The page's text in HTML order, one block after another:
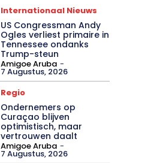
Internationaal Nieuws
US Congressman Andy
Ogles verliest primaire in
Tennessee ondanks
Trump-steun
Amigoe Aruba -
7 Augustus, 2026
Regio
Ondernemers op
Curaçao blijven
optimistisch, maar
vertrouwen daalt
Amigoe Aruba -
7 Augustus, 2026